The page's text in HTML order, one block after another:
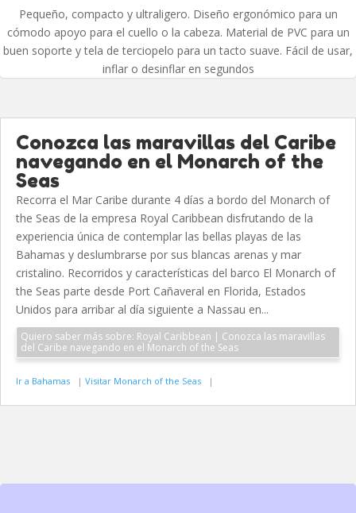
Pequeño, compacto y ultraligero. Diseño ergonómico para un
cómodo apoyo para el cuello o la cabeza. Material de PVC para un
buen soporte y tela de terciopelo para un tacto suave. Fácil de usar,
inflar o desinflar en segundos
Conozca las maravillas del Caribe
navegando en el Monarch of the
Seas
Recorra el Mar Caribe durante 4 días a bordo del Monarch of
the Seas de la empresa Royal Caribbean disfrutando de la
experiencia única de contemplar las bellas playas de las
Bahamas y deslumbrarse por sus blancas arenas y mar
cristalino. Recorridos y características del barco El Monarch of
the Seas parte desde Port Cañaveral en Florida, Estados
Unidos para arribar al día siguiente a Nassau en...
Quiero saber más sobre: Royal Caribbean | Conozca las maravillas
del Caribe navegando en el Monarch of the Seas
Ir a Bahamas | Visitar Monarch of the Seas |